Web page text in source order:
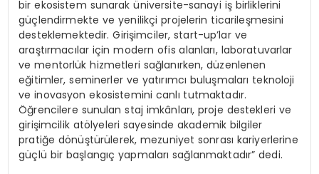
bir ekosistem sunarak üniversite-sanayi iş birliklerini
güçlendirmekte ve yenilikçi projelerin ticarileşmesini
desteklemektedir. Girişimciler, start-up’lar ve
araştırmacılar için modern ofis alanları, laboratuvarlar
ve mentorlük hizmetleri sağlanırken, düzenlenen
eğitimler, seminerler ve yatırımcı buluşmaları teknoloji
ve inovasyon ekosistemini canlı tutmaktadır.
Öğrencilere sunulan staj imkânları, proje destekleri ve
girişimcilik atölyeleri sayesinde akademik bilgiler
pratiğe dönüştürülerek, mezuniyet sonrası kariyerlerine
güçlü bir başlangıç yapmaları sağlanmaktadır” dedi.